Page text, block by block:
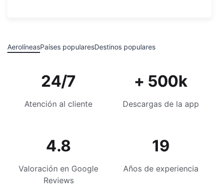
AerolíneasPaíses popularesDestinos populares
24/7
Atención al cliente
+ 500k
Descargas de la app
4.8
Valoración en Google
Reviews
19
Años de experiencia